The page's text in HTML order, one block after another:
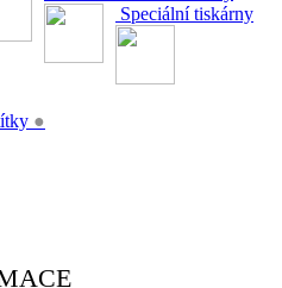
Speciální tiskárny
●